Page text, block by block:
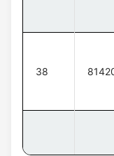
38